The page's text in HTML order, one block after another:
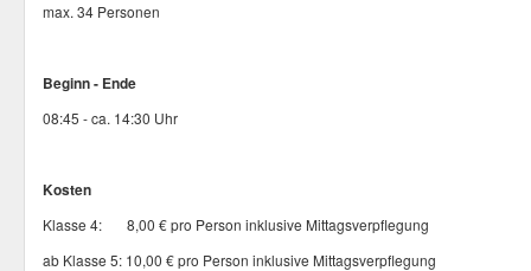
max. 34 Personen
Beginn - Ende
08:45 - ca. 14:30 Uhr
Kosten
Klasse 4: 8,00 € pro Person inklusive Mittagsverpflegung
ab Klasse 5: 10,00 € pro Person inklusive Mittagsverpflegung